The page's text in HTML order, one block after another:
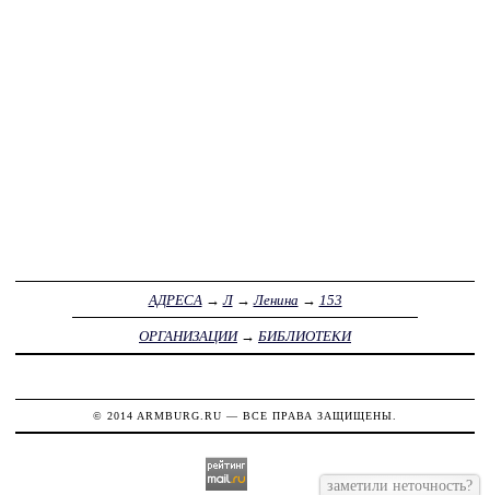
АДРЕСА →Л→Ленина → 153
ОРГАНИЗАЦИИ→ БИБЛИОТЕКИ
© 2014 ARMBURG.RU — ВСЕ ПРАВА ЗАЩИЩЕНЫ.
заметили неточность?